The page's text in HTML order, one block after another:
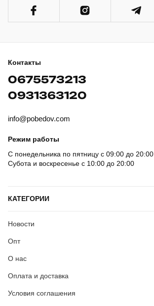
Контакты
0675573213
0931363120
info@pobedov.com
Режим работы
С понедельника по пятницу с 09:00 до 20:00
Субота и воскресенье с 10:00 до 20:00
КАТЕГОРИИ
Новости
Опт
О нас
Оплата и доставка
Условия соглашения